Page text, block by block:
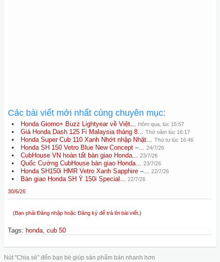
Các bài viết mới nhất cùng chuyên mục:
Honda Giorno+ Buzz Lightyear về Việt... Hôm qua, lúc 15:57
Giá Honda Dash 125 Fi Malaysia tháng 8... Thứ năm lúc 16:17
Honda Super Cub 110 Xanh Nhớt nhập Nhật... Thứ tư lúc 16:46
Honda SH 150 Vetro Blue New Concept –... 24/7/26
CubHouse VN hoàn tất bàn giao Honda... 23/7/26
Quốc Cường CubHouse bàn giao Honda... 23/7/26
Honda SH150i HMR Vetro Xanh Sapphire –... 22/7/26
Bàn giao Honda SH Ý 150i Special... 22/7/26
30/6/26
(Bạn phải Đăng nhập hoặc Đăng ký để trả lời bài viết.)
Tags: honda, cub 50
Nút "Chia sẻ" đến bạn bè giúp sản phẩm bán nhanh hơn